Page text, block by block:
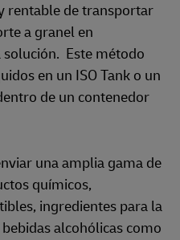
rentable de transportar
a granel en
solución. Este método
en un ISO Tank o un
de un contenedor
una amplia gama de
químicos,
ingredientes para la
alcohólicas como